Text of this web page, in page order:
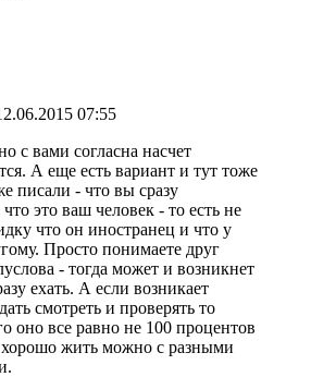
07:55
с вами согласна насчет
А еще есть вариант и тут тоже
писали - что вы сразу
что это ваш человек - то есть не
что он иностранец и что у
Просто понимаете друг
- тогда может и возникнет
ехать. А если возникает
смотреть и проверять то
оно все равно не 100 процентов
хорошо жить можно с разными